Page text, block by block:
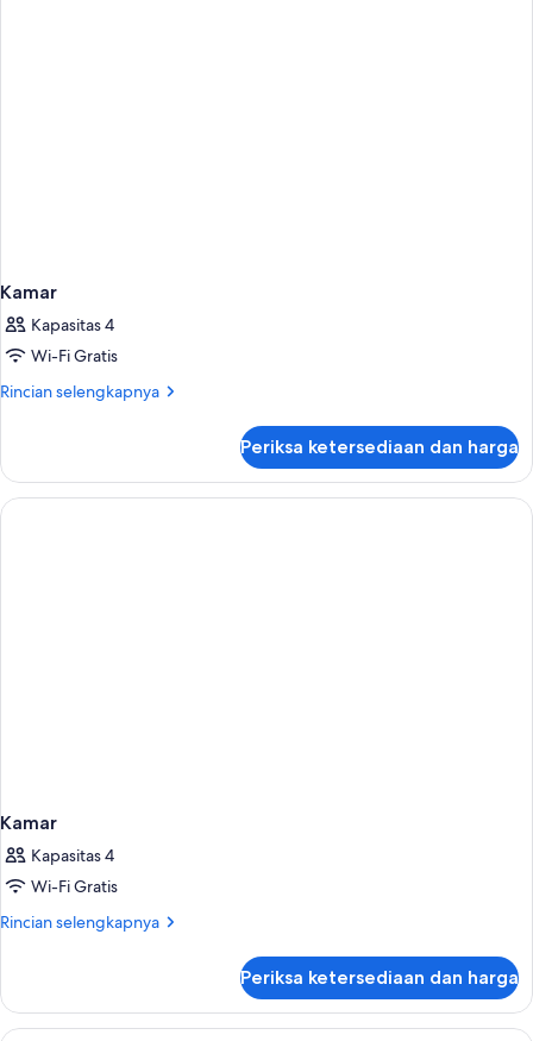
Kamar
Kapasitas 4
Wi-Fi Gratis
Rincian selengkapnya
Rincian
Kamar
Periksa ketersediaan dan harga
Kamar
Kapasitas 4
Wi-Fi Gratis
Rincian selengkapnya
Rincian
Kamar
Periksa ketersediaan dan harga